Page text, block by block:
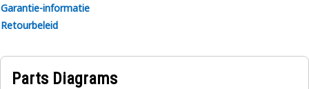
Garantie-informatie
Retourbeleid
Parts Diagrams